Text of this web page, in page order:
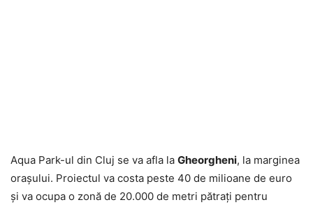
Aqua Park-ul din Cluj se va afla la Gheorgheni, la marginea
oraşului. Proiectul va costa peste 40 de milioane de euro
şi va ocupa o zonă de 20.000 de metri pătraţi pentru